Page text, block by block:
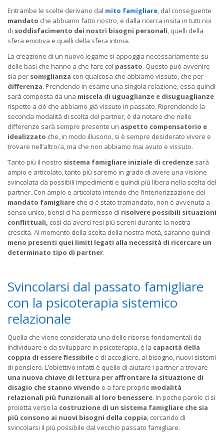
Entrambe le scelte derivano dal mito famigliare, dal conseguente
mandato che abbiamo fatto nostro, e dalla ricerca insita in tutti noi
di soddisfacimento dei nostri bisogni personali, quelli della
sfera emotiva e quelli della sfera intima.
La creazione di un nuovo legame si appoggia necessariamente su
delle basi che hanno a che fare col passato. Questo può avvenire
sia per somiglianza con qualcosa che abbiamo vissuto, che per
differenza. Prendendo in esame una singola relazione, essa quindi
sarà composta da una miscela di uguaglianze e disuguaglianze
rispetto a ciò che abbiamo già vissuto in passato. Riprendendo la
seconda modalità di scelta del partner, è da notare che nelle
differenze sarà sempre presente un aspetto compensatorio e
idealizzato che, in modo illusorio, si è sempre desiderato vivere e
trovare nell’altro/a, ma che non abbiamo mai avuto e vissuto.
Tanto più il nostro sistema famigliare iniziale di credenze sarà
ampio e articolato, tanto più saremo in grado di avere una visione
svincolata da possibili impedimenti e quindi più libera nella scelta del
partner. Con ampio e articolato intendo che l’interiorizzazione del
mandato famigliare che ci è stato tramandato, non è avvenuta a
senso unico, bensì ci ha permesso di risolvere possibili situazioni
conflittuali, così da averci resi più sereni durante la nostra
crescita. Al momento della scelta della nostra metà, saranno quindi
meno presenti quei limiti legati alla necessità di ricercare un
determinato tipo di partner.
Svincolarsi dal passato famigliare
con la psicoterapia sistemico
relazionale
Quella che viene considerata una delle risorse fondamentali da
individuare e da sviluppare in psicoterapia, è la capacità della
coppia di essere flessibile e di accogliere, al bisogno, nuovi sistemi
di pensiero. L’obiettivo infatti è quello di aiutare i partner a trovare
una nuova chiave di lettura per affrontare la situazione di
disagio che stanno vivendo e a fare proprie modalità
relazionali più funzionali al loro benessere. In poche parole ci si
proietta verso la costruzione di un sistema famigliare che sia
più consono ai nuovi bisogni della coppia, cercando di
svincolarsi il più possibile dal vecchio passato famigliare.